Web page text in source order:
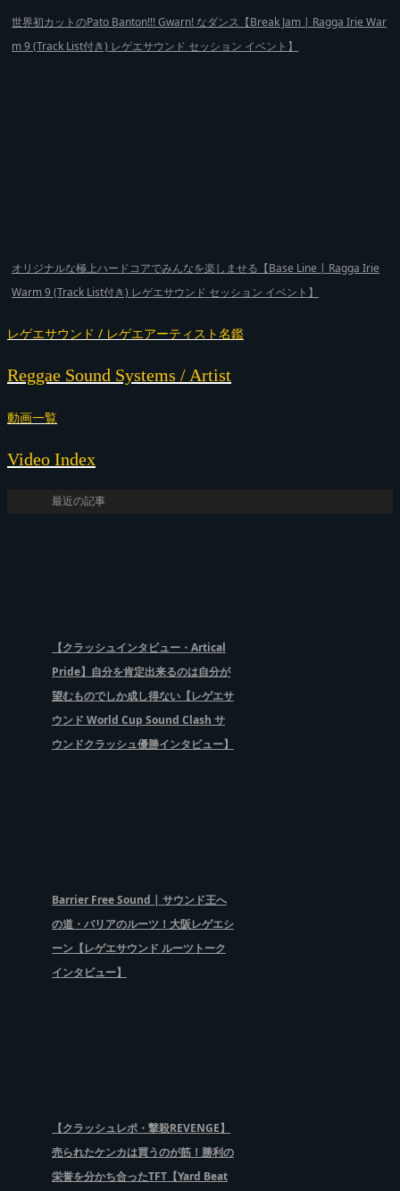
世界初カットのPato Banton!!! Gwarn! なダンス【Break Jam | Ragga Irie War
m 9 (Track List付き) レゲエサウンド セッション イベント】
オリジナルな極上ハードコアでみんなを楽しませる【Base Line | Ragga Irie
Warm 9 (Track List付き) レゲエサウンド セッション イベント】
レゲエサウンド / レゲエアーティスト名鑑
Reggae Sound Systems / Artist
動画一覧
Video Index
最近の記事
【クラッシュインタビュー・Artical
Pride】自分を肯定出来るのは自分が
望むものでしか成し得ない【レゲエサ
ウンド World Cup Sound Clash サ
ウンドクラッシュ優勝インタビュー】
Barrier Free Sound | サウンド王へ
の道・バリアのルーツ！大阪レゲエシ
ーン【レゲエサウンド ルーツトーク
インタビュー】
【クラッシュレポ・撃殺REVENGE】
売られたケンカは買うのが筋！勝利の
栄誉を分かち合ったTFT【Yard Beat